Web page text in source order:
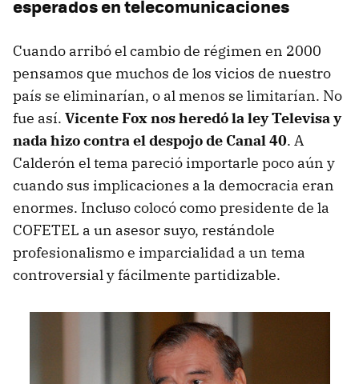
esperados en telecomunicaciones
Cuando arribó el cambio de régimen en 2000
pensamos que muchos de los vicios de nuestro
país se eliminarían, o al menos se limitarían. No
fue así. Vicente Fox nos heredó la ley Televisa y
nada hizo contra el despojo de Canal 40. A
Calderón el tema pareció importarle poco aún y
cuando sus implicaciones a la democracia eran
enormes. Incluso colocó como presidente de la
COFETEL a un asesor suyo, restándole
profesionalismo e imparcialidad a un tema
controversial y fácilmente partidizable.